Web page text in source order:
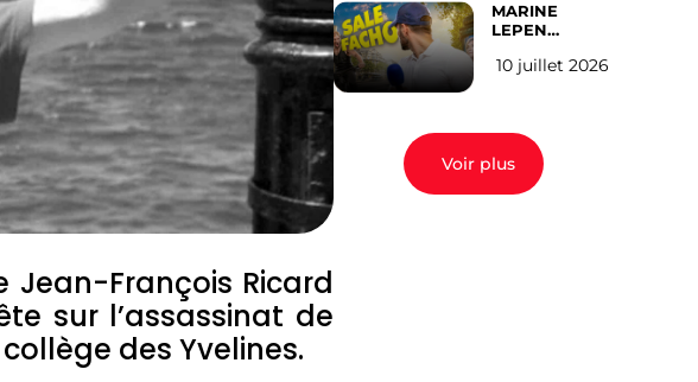
Jean-François Ricard
sur l’assassinat de
des Yvelines.
MARINE
LEPEN
EN 2027 : l’avis
10 juillet 2026
Voir plus